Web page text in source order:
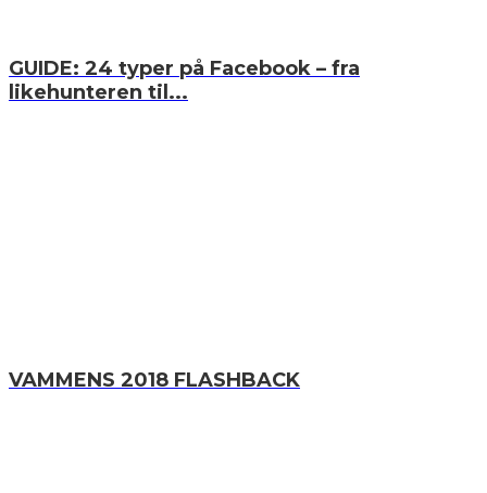
GUIDE: 24 typer på Facebook – fra
likehunteren til...
VAMMENS 2018 FLASHBACK